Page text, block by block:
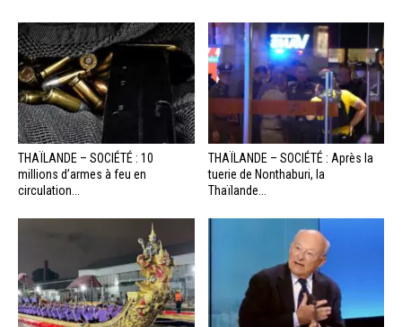
THAÏLANDE – SOCIÉTÉ : 10
millions d’armes à feu en
circulation...
THAÏLANDE – SOCIÉTÉ : Après la
tuerie de Nonthaburi, la
Thaïlande...